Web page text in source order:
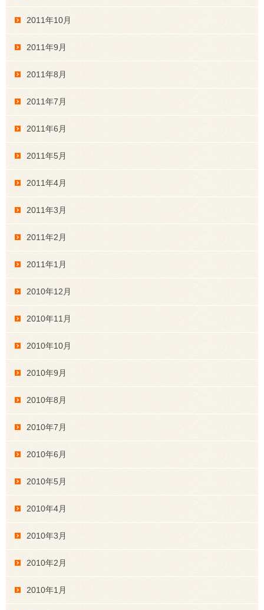
2011年10月
2011年9月
2011年8月
2011年7月
2011年6月
2011年5月
2011年4月
2011年3月
2011年2月
2011年1月
2010年12月
2010年11月
2010年10月
2010年9月
2010年8月
2010年7月
2010年6月
2010年5月
2010年4月
2010年3月
2010年2月
2010年1月